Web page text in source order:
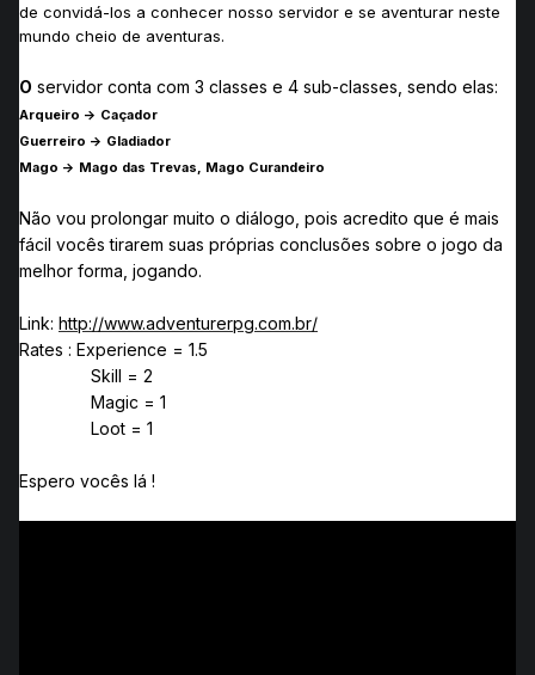
de convidá-los a conhecer nosso servidor e se aventurar neste
mundo cheio de aventuras.
O servidor conta com 3 classes e 4 sub-classes, sendo elas:
Arqueiro -> Caçador
Guerreiro -> Gladiador
Mago -> Mago das Trevas, Mago Curandeiro
Não vou prolongar muito o diálogo, pois acredito que é mais
fácil vocês tirarem suas próprias conclusões sobre o jogo da
melhor forma, jogando.
Link: http://www.adventurerpg.com.br/
Rates : Experience = 1.5
Skill = 2
Magic = 1
Loot = 1
Espero vocês lá !